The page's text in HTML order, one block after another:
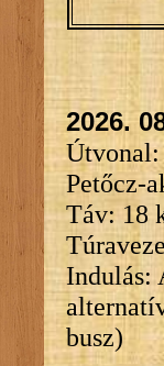
2026.
Útvonal:
Petőcz-
Táv:
Indulás:
busz)